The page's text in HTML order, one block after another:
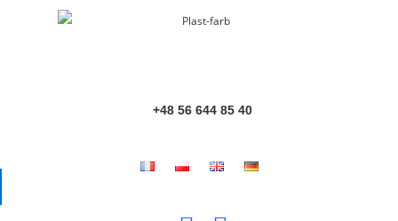
+48 56 644 85 40